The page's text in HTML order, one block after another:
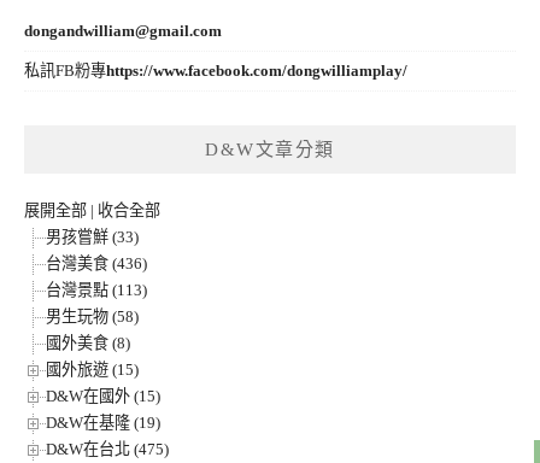
dongandwilliam@gmail.com
私訊FB粉專https://www.facebook.com/dongwilliamplay/
D&W文章分類
展開全部 | 收合全部
男孩嘗鮮 (33)
台灣美食 (436)
台灣景點 (113)
男生玩物 (58)
國外美食 (8)
國外旅遊 (15)
D&W在國外 (15)
D&W在基隆 (19)
D&W在台北 (475)